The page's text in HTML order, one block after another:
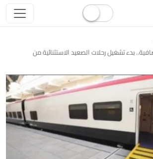
بدء تشغيل رحلات الصعيد الاستثنائية من